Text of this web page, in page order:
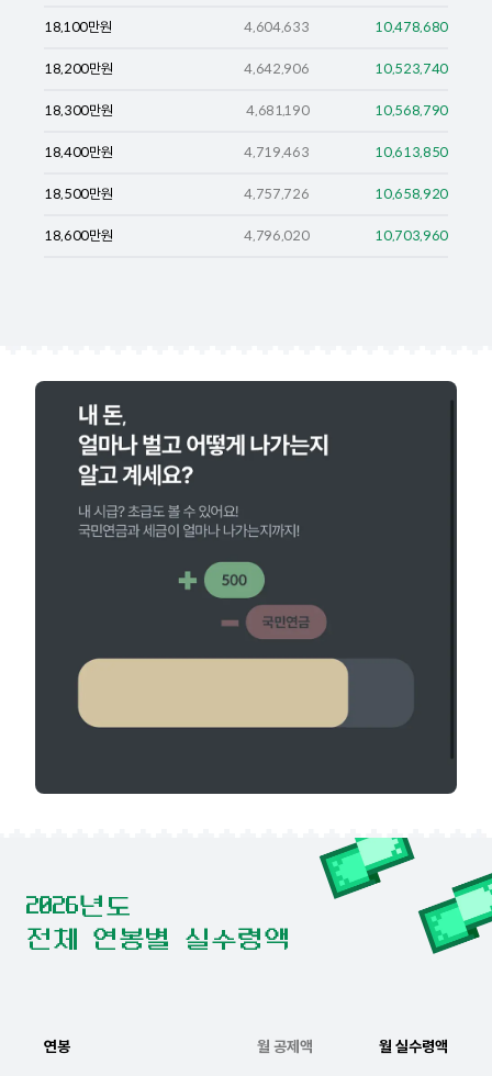
18,100만원 4,604,633 10,478,680
18,200만원 4,642,906 10,523,740
18,300만원 4,681,190 10,568,790
18,400만원 4,719,463 10,613,850
18,500만원 4,757,726 10,658,920
18,600만원 4,796,020 10,703,960
2026년도
전체 연봉별 실수령액
연봉 월 공제액 월 실수령액